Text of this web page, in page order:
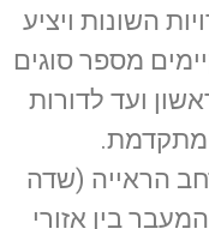
השונות ויציע
מספר סוגים
ועד לדורות
מתקדמת.
הראייה (שדה
בין אזורי